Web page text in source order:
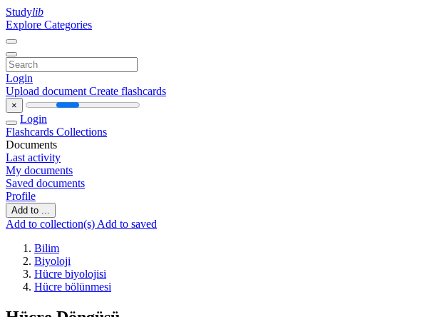
Studylib
Explore Categories
Login
Upload document Create flashcards
×
Login
Flashcards Collections
Documents
Last activity
My documents
Saved documents
Profile
Add to ...
Add to collection(s) Add to saved
Bilim
Biyoloji
Hücre biyolojisi
Hücre bölünmesi